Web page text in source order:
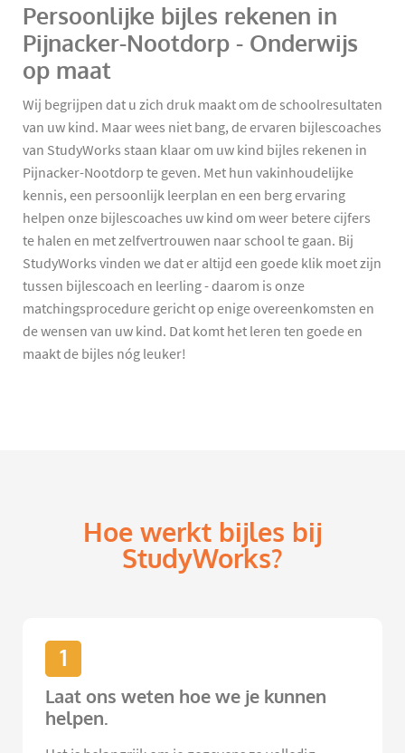
Persoonlijke bijles rekenen in
Pijnacker-Nootdorp - Onderwijs
op maat
Wij begrijpen dat u zich druk maakt om de schoolresultaten
van uw kind. Maar wees niet bang, de ervaren bijlescoaches
van StudyWorks staan klaar om uw kind bijles rekenen in
Pijnacker-Nootdorp te geven. Met hun vakinhoudelijke
kennis, een persoonlijk leerplan en een berg ervaring
helpen onze bijlescoaches uw kind om weer betere cijfers
te halen en met zelfvertrouwen naar school te gaan. Bij
StudyWorks vinden we dat er altijd een goede klik moet zijn
tussen bijlescoach en leerling - daarom is onze
matchingsprocedure gericht op enige overeenkomsten en
de wensen van uw kind. Dat komt het leren ten goede en
maakt de bijles nóg leuker!
Hoe werkt bijles bij
StudyWorks?
1
Laat ons weten hoe we je kunnen
helpen.